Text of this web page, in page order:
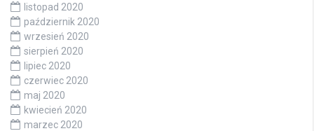
listopad 2020
październik 2020
wrzesień 2020
sierpień 2020
lipiec 2020
czerwiec 2020
maj 2020
kwiecień 2020
marzec 2020